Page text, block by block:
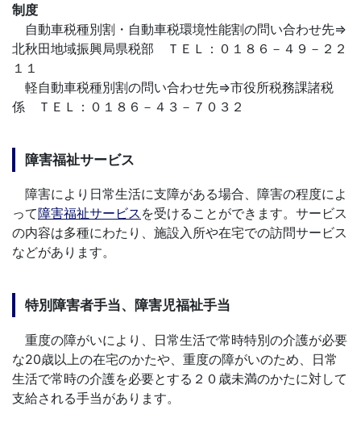
制度
自動車税種別割・自動車税環境性能割の問い合わせ先⇒
北秋田地域振興局県税部 ＴＥＬ：０１８６－４９－２２
１１
軽自動車税種別割の問い合わせ先⇒市役所税務課諸税
係 ＴＥＬ：０１８６－４３－７０３２
障害福祉サービス
障害により日常生活に支障がある場合、障害の程度によ
って障害福祉サービス を受けることができます。サービス
の内容は多種にわたり、施設入所や在宅での訪問サービス
などがあります。
特別障害者手当、障害児福祉手当
重度の障がいにより、日常生活で常時特別の介護が必要
な20歳以上の在宅のかたや、重度の障がいのため、日常
生活で常時の介護を必要とする２０歳未満のかたに対して
支給される手当があります。